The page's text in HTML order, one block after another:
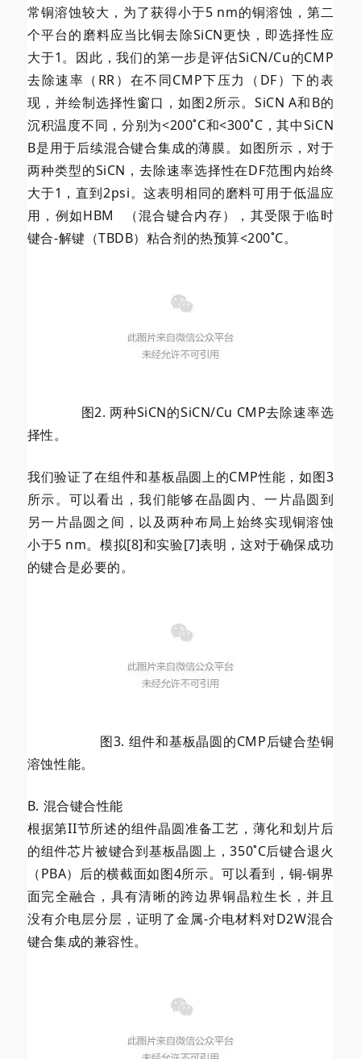
常铜溶蚀较大，为了获得小于5 nm的铜溶蚀，第二
个平台的磨料应当比铜去除SiCN更快，即选择性应
大于1。因此，我们的第一步是评估SiCN/Cu的CMP
去除速率（RR）在不同CMP下压力（DF）下的表
现，并绘制选择性窗口，如图2所示。SiCN A和B的
沉积温度不同，分别为<200˚C和<300˚C，其中SiCN
B是用于后续混合键合集成的薄膜。如图所示，对于
两种类型的SiCN，去除速率选择性在DF范围内始终
大于1，直到2psi。这表明相同的磨料可用于低温应
用，例如HBM
（混合键合内存），其受限于临时
键合-解键（TBDB）粘合剂的热预算<200˚C。
图2. 两种SiCN的SiCN/Cu CMP去除速率选
择性。
我们验证了在组件和基板晶圆上的CMP性能，如图3
所示。可以看出，我们能够在晶圆内、一片晶圆到
另一片晶圆之间，以及两种布局上始终实现铜溶蚀
小于5 nm。模拟[8]和实验[7]表明，这对于确保成功
的键合是必要的。
图3. 组件和基板晶圆的CMP后键合垫铜
溶蚀性能。
B. 混合键合性能
根据第II节所述的组件晶圆准备工艺，薄化和划片后
的组件芯片被键合到基板晶圆上，350˚C后键合退火
（PBA）后的横截面如图4所示。可以看到，铜-铜界
面完全融合，具有清晰的跨边界铜晶粒生长，并且
没有介电层分层，证明了金属-介电材料对D2W混合
键合集成的兼容性。